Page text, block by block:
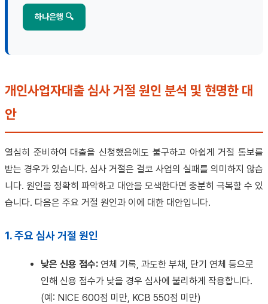
하나은행 🔍
개인사업자대출 심사 거절 원인 분석 및 현명한 대
안
열심히 준비하여 대출을 신청했음에도 불구하고 아쉽게 거절 통보를
받는 경우가 있습니다. 심사 거절은 결코 사업의 실패를 의미하지 않습
니다. 원인을 정확히 파악하고 대안을 모색한다면 충분히 극복할 수 있
습니다. 다음은 주요 거절 원인과 이에 대한 대안입니다.
1. 주요 심사 거절 원인
낮은 신용 점수: 연체 기록, 과도한 부채, 단기 연체 등으로
인해 신용 점수가 낮을 경우 심사에 불리하게 작용합니다.
(예: NICE 600점 미만, KCB 550점 미만)